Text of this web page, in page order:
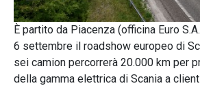
È partito da Piacenza (officina Euro
6 settembre il roadshow europeo di
sei camion percorrerà 20.000 km per
della gamma elettrica di Scania a